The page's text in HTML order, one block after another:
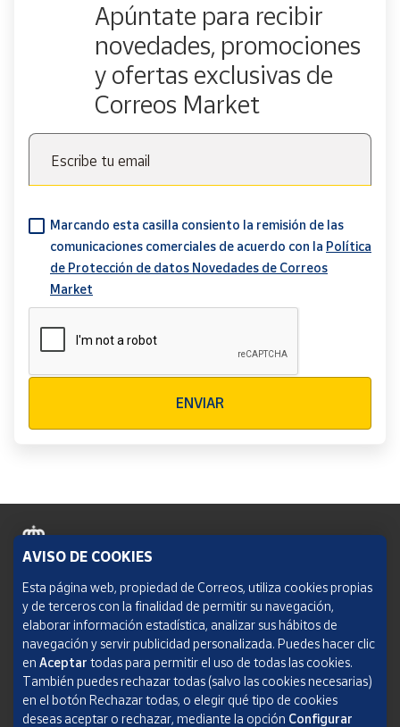
Apúntate para recibir
novedades, promociones
y ofertas exclusivas de
Correos Market
Escribe tu email
Marcando esta casilla consiento la remisión de las
comunicaciones comerciales de acuerdo con la Política
de Protección de datos Novedades de Correos
Market
ENVIAR
Política de cookies
Aviso legal
Condiciones del servicio
Política de Privacidad Web
AVISO DE COOKIES
Esta página web, propiedad de Correos, utiliza cookies propias
y de terceros con la finalidad de permitir su navegación,
elaborar información estadística, analizar sus hábitos de
navegación y servir publicidad personalizada. Puedes hacer clic
en Aceptar todas para permitir el uso de todas las cookies.
También puedes rechazar todas (salvo las cookies necesarias)
en el botón Rechazar todas, o elegir qué tipo de cookies
deseas aceptar o rechazar, mediante la opción Configurar